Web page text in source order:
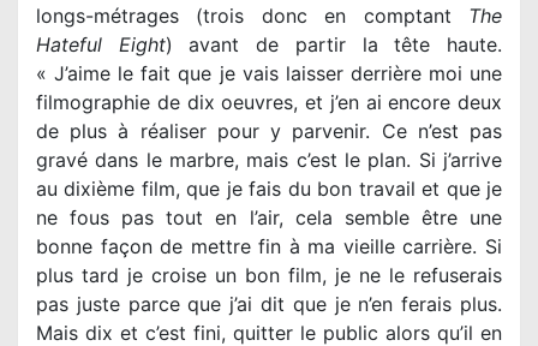
longs-métrages (trois donc en comptant The
Hateful Eight) avant de partir la tête haute.
« J’aime le fait que je vais laisser derrière moi une
filmographie de dix oeuvres, et j’en ai encore deux
de plus à réaliser pour y parvenir. Ce n’est pas
gravé dans le marbre, mais c’est le plan. Si j’arrive
au dixième film, que je fais du bon travail et que je
ne fous pas tout en l’air, cela semble être une
bonne façon de mettre fin à ma vieille carrière. Si
plus tard je croise un bon film, je ne le refuserais
pas juste parce que j’ai dit que je n’en ferais plus.
Mais dix et c’est fini, quitter le public alors qu’il en